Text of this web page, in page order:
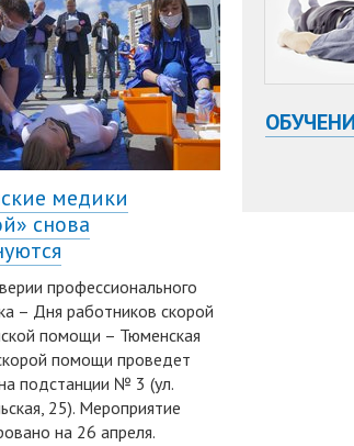
медики
снова
профессионального
– Дня работников скорой
помощи – Тюменская
помощи проведет
подстанции № 3 (ул.
25). Мероприятие
на 26 апреля.